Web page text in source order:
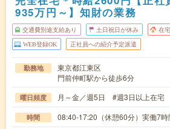
935万円～】知財の業務
交通費別途支給あり 土日祝日が休み 在
WEB登録OK 正社員への紹介予定派遣
勤務地
東京都江東区
門前仲町駅から徒歩6分
曜日頻度 月～金／週5日 #週3日以上在宅
時間 08:40-17:20（休憩60分）実働7